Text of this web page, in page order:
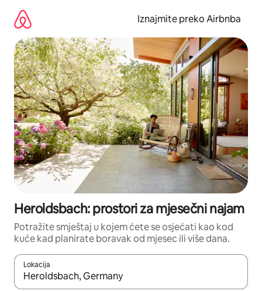
sadržaj
Iznajmite preko Airbnba
Heroldsbach: prostori za mjesečni najam
Potražite smještaj u kojem ćete se osjećati kao kod
kuće kad planirate boravak od mjesec ili više dana.
Lokacija
Kada budu dostupni rezultati, moći ćete ih pregledati